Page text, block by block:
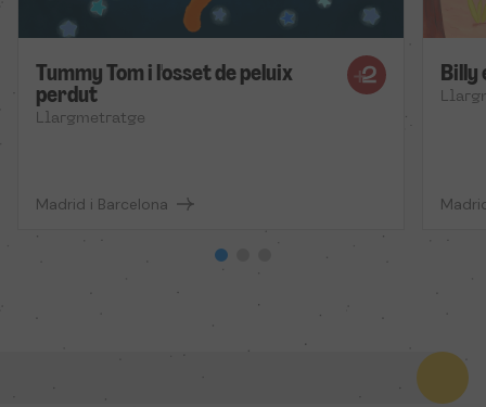
Tummy Tom i l'osset de peluix
perdut
Llargmetratge
Madrid i Barcelona
Billy